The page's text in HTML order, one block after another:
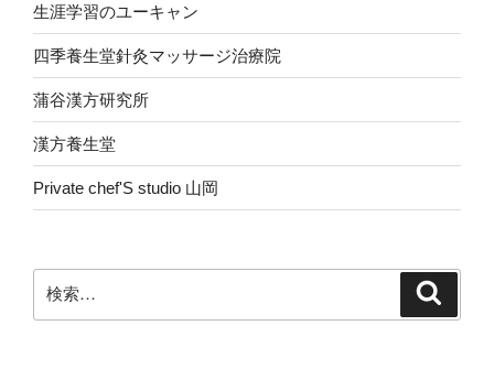
生涯学習のユーキャン
四季養生堂針灸マッサージ治療院
蒲谷漢方研究所
漢方養生堂
Private chef'S studio 山岡
索: